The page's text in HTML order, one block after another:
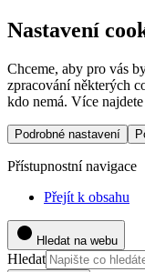
Nastavení
Chceme, aby pro vás
zpracování některých
kdo nemá. Více najdete
Podrobné nastavení
Přístupnostní navigace
Přejít k obsahu
Hledat na webu
Hledat